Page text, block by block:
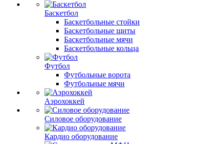
Баскетбол
Баскетбольные стойки
Баскетбольные щиты
Баскетбольные мячи
Баскетбольные кольца
Футбол
Футбольные ворота
Футбольные мячи
Аэрохоккей
Силовое оборудование
Кардио оборудование